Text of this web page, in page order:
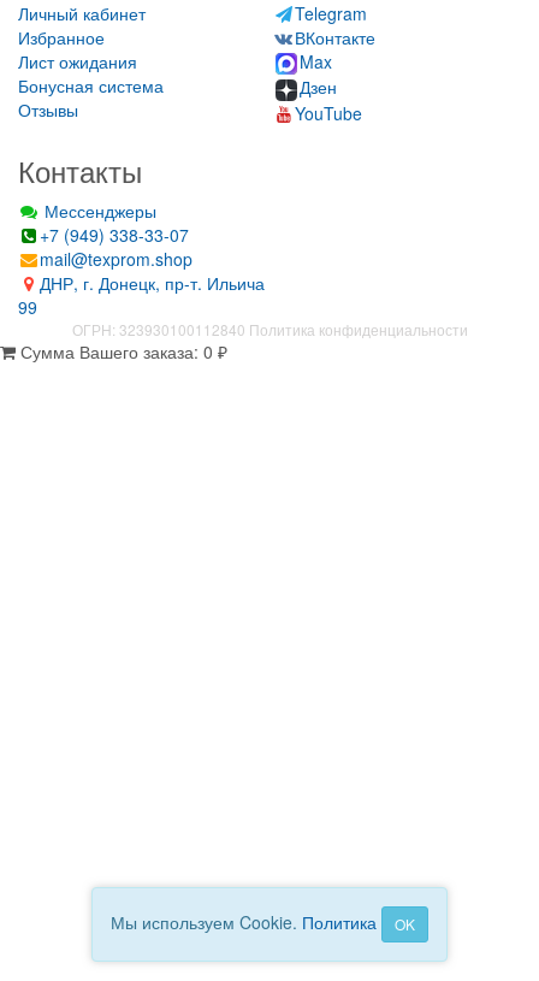
Личный кабинет
Избранное
Лист ожидания
Бонусная система
Отзывы
Telegram
ВКонтакте
Max
Дзен
YouTube
Контакты
Мессенджеры
+7 (949) 338-33-07
mail@texprom.shop
ДНР, г. Донецк, пр-т. Ильича
99
ОГРН: 323930100112840 Политика конфиденциальности
Сумма Вашего заказа: 0 ₽
Мы используем Cookie. Политика OK